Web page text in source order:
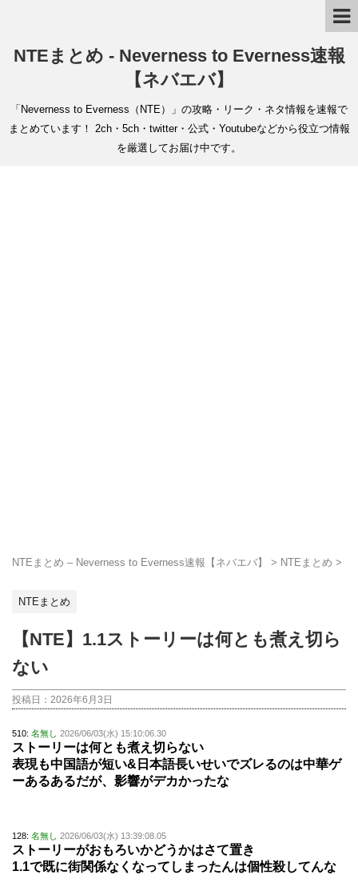
NTEまとめ - Neverness to Everness速報
【ネバエバ】
「Neverness to Everness（NTE）」の攻略・リーク・ネタ情報を速報で
まとめています！ 2ch・5ch・twitter・公式・Youtubeなどから役立つ情報
を厳選してお届け中です。
NTEまとめ – Neverness to Everness速報【ネバエバ】 > NTEまとめ >
NTEまとめ
【NTE】1.1ストーリーは何とも煮え切ら
ない
投稿日： 2026年6月3日
510: 名無し 2026/06/03(水) 15:10:06.30
ストーリーは何とも煮え切らない
表現も中国語が短い&日本語長いせいでズレるのは中華ゲ
ーあるあるだが、影響がデカかったな
128: 名無し 2026/06/03(水) 13:39:08.05
ストーリーがおもろいかどうかはさて置き
1.1で既に街関係なくなってしまったんは個性殺してんな